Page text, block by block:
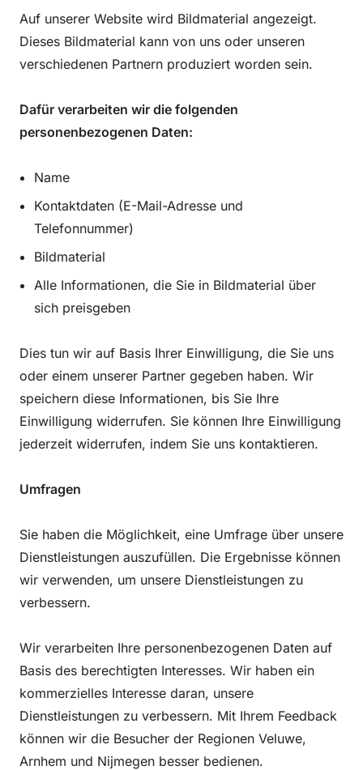
Auf unserer Website wird Bildmaterial angezeigt.
Dieses Bildmaterial kann von uns oder unseren
verschiedenen Partnern produziert worden sein.
Dafür verarbeiten wir die folgenden
personenbezogenen Daten:
Name
Kontaktdaten (E-Mail-Adresse und
Telefonnummer)
Bildmaterial
Alle Informationen, die Sie in Bildmaterial über
sich preisgeben
Dies tun wir auf Basis Ihrer Einwilligung, die Sie uns
oder einem unserer Partner gegeben haben. Wir
speichern diese Informationen, bis Sie Ihre
Einwilligung widerrufen. Sie können Ihre Einwilligung
jederzeit widerrufen, indem Sie uns kontaktieren.
Umfragen
Sie haben die Möglichkeit, eine Umfrage über unsere
Dienstleistungen auszufüllen. Die Ergebnisse können
wir verwenden, um unsere Dienstleistungen zu
verbessern.
Wir verarbeiten Ihre personenbezogenen Daten auf
Basis des berechtigten Interesses. Wir haben ein
kommerzielles Interesse daran, unsere
Dienstleistungen zu verbessern. Mit Ihrem Feedback
können wir die Besucher der Regionen Veluwe,
Arnhem und Nijmegen besser bedienen.